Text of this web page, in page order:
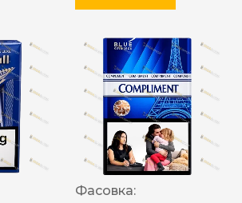
Фасовка: